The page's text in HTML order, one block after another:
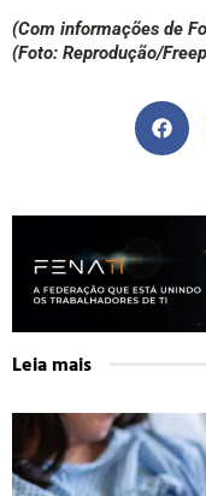
(Com informações de
(Foto: Reprodução/
Leia mais